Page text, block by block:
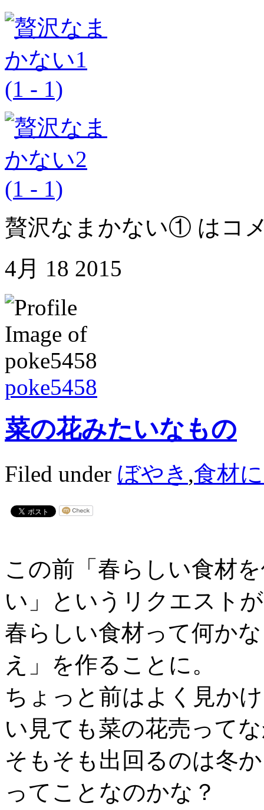
贅沢なまかない① は コ
4月 18 2015
poke5458
菜の花みたいなもの
Filed under ぼやき ,食材
この前「春らしい食材
い」というリクエスト
春らしい食材って何か
え」を作ることに。
ちょっと前はよく見か
い見ても菜の花売って
そもそも出回るのは冬
ってことなのかな？